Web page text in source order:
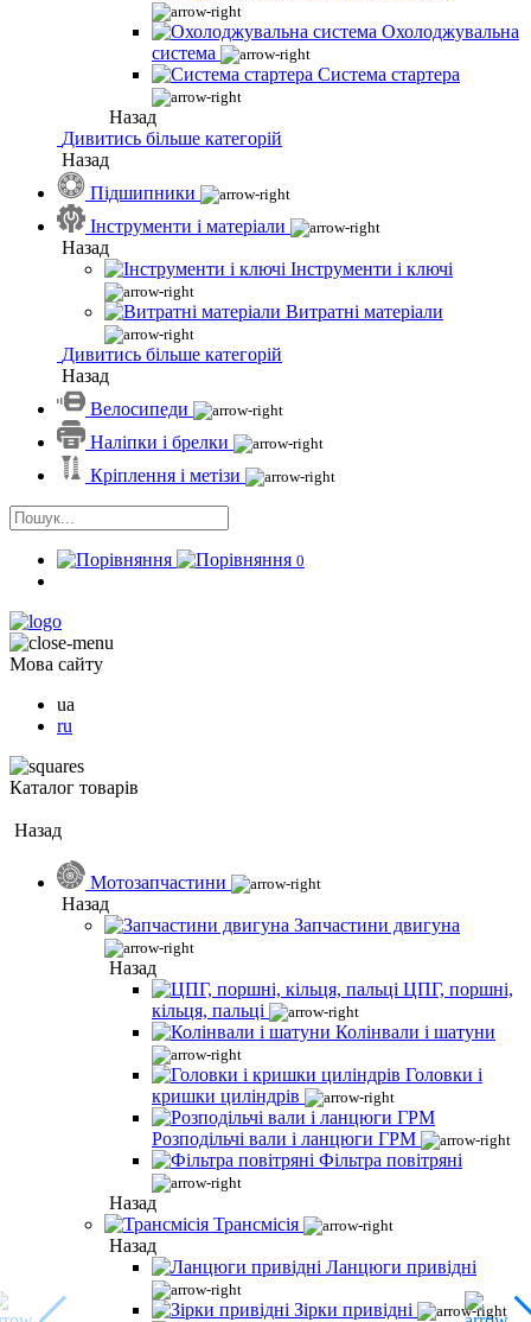
Охолоджувальна
система
Система стартера
Назад
Дивитись більше категорій
Назад
Підшипники
Інструменти і матеріали
Назад
Інструменти і ключі
Витратні матеріали
Дивитись більше категорій
Назад
Велосипеди
Наліпки і брелки
Кріплення і метізи
0
Мова сайту
ua
ru
Каталог товарів
Назад
Мотозапчастини
Назад
Запчастини двигуна
Назад
ЦПГ, поршні,
кільця, пальці
Колінвали і шатуни
Головки і
кришки циліндрів
Розподільчі вали і ланцюги ГРМ
Фільтра повітряні
Назад
Трансмісія
Назад
Ланцюги привідні
Зірки привідні